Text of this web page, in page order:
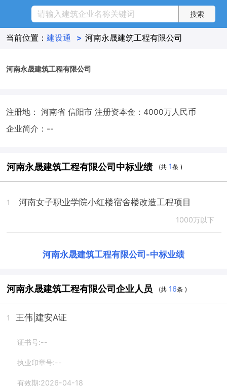
当前位置： 建设通 > 河南永晟建筑工程有限公司
河南永晟建筑工程有限公司
注册地： 河南省 信阳市 注册资本金：4000万人民币
企业简介：--
河南永晟建筑工程有限公司中标业绩 (共 1条 )
1 河南女子职业学院小红楼宿舍楼改造工程项目
1000万以下
河南永晟建筑工程有限公司 -中标业绩
河南永晟建筑工程有限公司企业人员 (共 16条 )
1 王伟 |建安A证
证书号:--
执业印章号:--
有效期:2026-04-18